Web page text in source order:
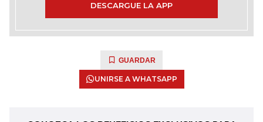
DESCARGUE LA APP
GUARDAR
UNIRSE A WHATSAPP